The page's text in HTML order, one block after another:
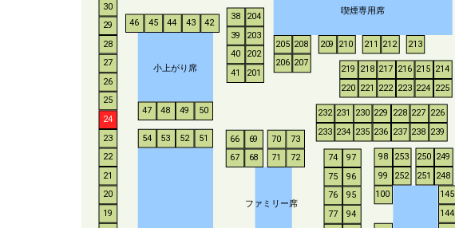
小上がり席
ファミリー席
喫煙専用席
19
20
21
22
23
24
25
26
27
28
29
30
38
39
40
41
42
43
44
45
46
47 48 49 50
51
52
53
54
66
67
68
69
70
71
72
73
74
75
76
77
94
95
96
97 98
99
100
144
145
201
202
203
204
205
206 207
208 209 210 211 212 213
214
215
216
217
218
219
220 221 222 223 224 225
226
227
228
229
230
231
232
233 234 235 236 237 238 239
248
249
250
251
252
253